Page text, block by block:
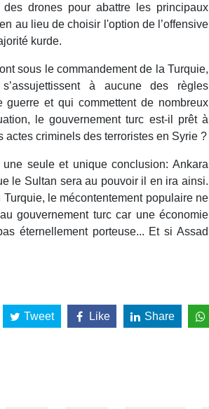
drones pour abattre les principaux
au lieu de choisir l'option de l’offensive
kurde.
sous le commandement de la Turquie,
à aucune des règles
et qui commettent de nombreux
le gouvernement turc est-il prêt à
criminels des terroristes en Syrie ?
seule et unique conclusion: Ankara
le Sultan sera au pouvoir il en ira ainsi.
le mécontentement populaire ne
gouvernement turc car une économie
éternellement porteuse... Et si Assad
Tweet Like Share